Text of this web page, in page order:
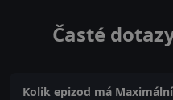
Časté
Kolik epizod má